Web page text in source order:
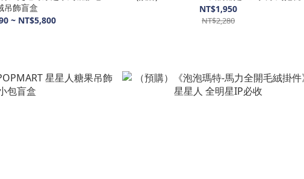
吊飾盲盒
~ NT$5,800
NT$1,950
NT$2,280